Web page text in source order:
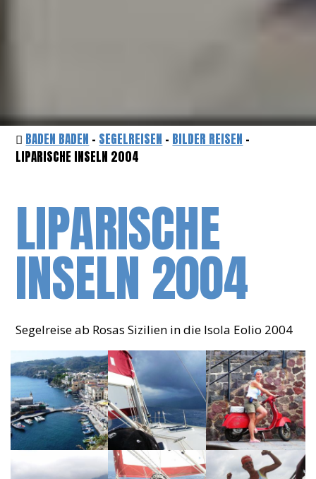
BADEN BADEN - SEGELREISEN - BILDER REISEN -
LIPARISCHE INSELN 2004
LIPARISCHE
INSELN 2004
Segelreise ab Rosas Sizilien in die Isola Eolio 2004